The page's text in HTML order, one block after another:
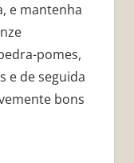
e mantenha
pomes,
e de seguida
bons